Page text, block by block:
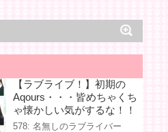
【ラブライブ！】初期の
Aqours・・・皆めちゃくち
ゃ懐かしい気がするな！！
578: 名無しのラブライバー